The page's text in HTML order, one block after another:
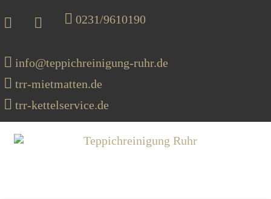
0231/9610190
info@teppichreinigung-ruhr.de
trr-mietmatten.de
trr-kettelservice.de